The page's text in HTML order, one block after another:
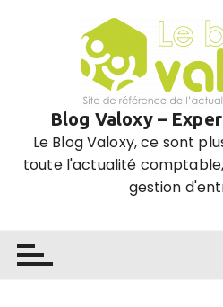
Blog Valoxy –
Le Blog Valoxy, ce sont
toute l'actualité
gestion